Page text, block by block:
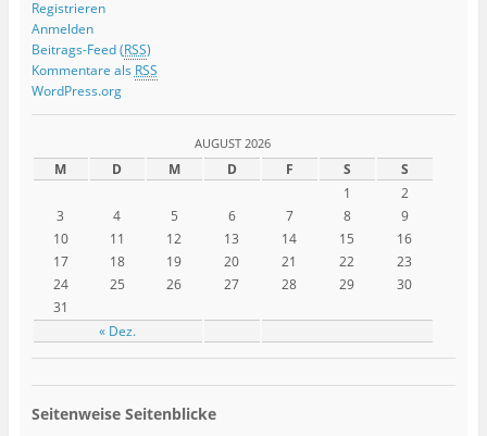
Registrieren
Anmelden
Beitrags-Feed (RSS)
Kommentare als RSS
WordPress.org
AUGUST 2026
M D M D F S S
« Dez.
1
2
3
4 5 6 7 8
9
10
11 12 13 14 15
16
17
18 19 20 21 22
23
24
25 26 27 28 29
30
31
Seitenweise Seitenblicke